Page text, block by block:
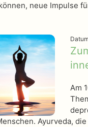
neue Impulse
Am
Ayurveda,